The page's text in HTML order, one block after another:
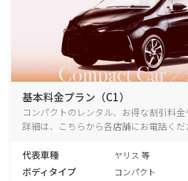
基本料金プラン（C1）
コンパクトのレンタル、お得な割引料
詳細は、こちらから各店舗にお電話くだ
代表車種 ヤリス 等
ボディタイプ コンパクト